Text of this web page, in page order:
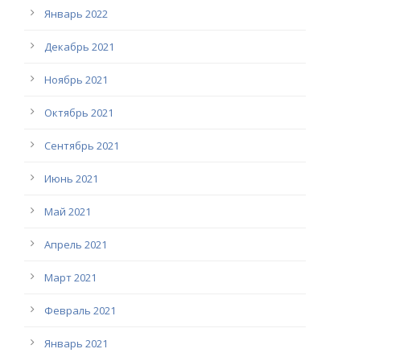
Январь 2022
Декабрь 2021
Ноябрь 2021
Октябрь 2021
Сентябрь 2021
Июнь 2021
Май 2021
Апрель 2021
Март 2021
Февраль 2021
Январь 2021